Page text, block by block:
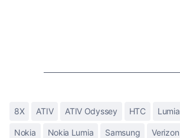
8X ATIV ATIV Odyssey HTC Lumia
Nokia Nokia Lumia Samsung Verizon